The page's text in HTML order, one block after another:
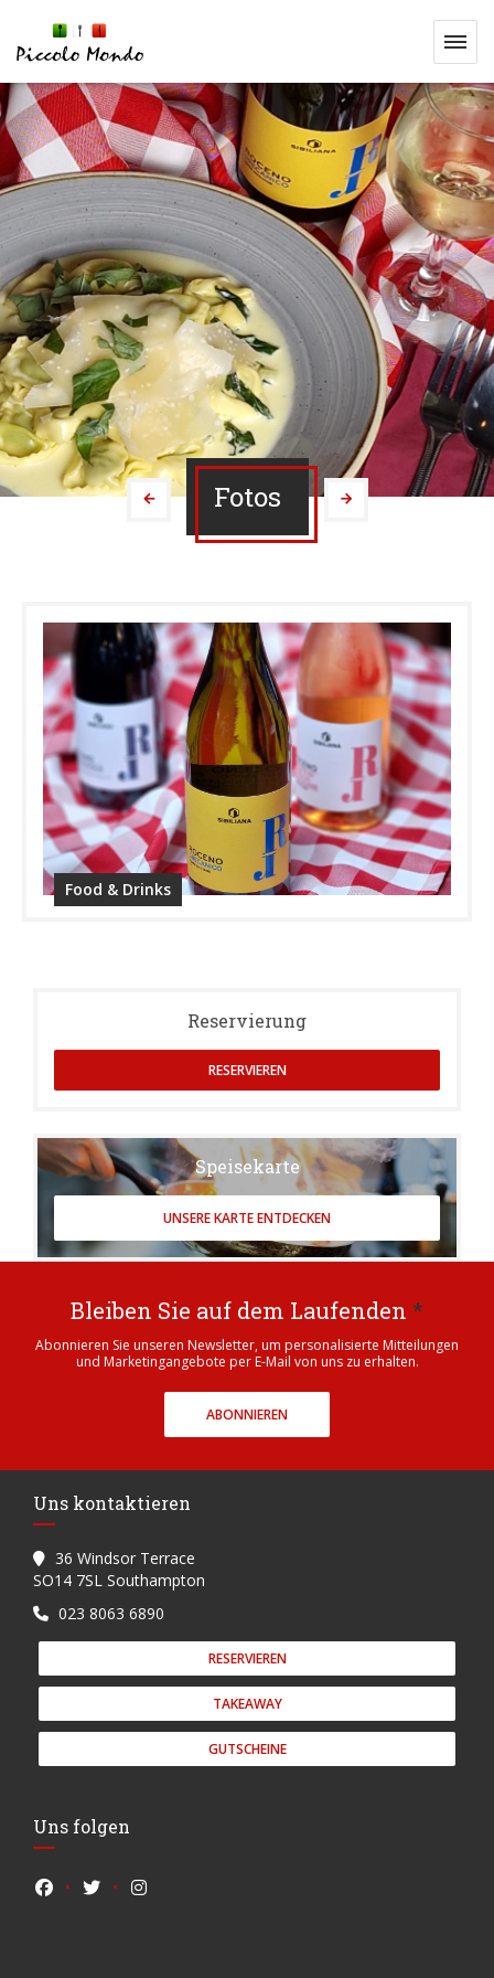
Fotos
Food & Drinks
Reservierung
RESERVIEREN
Speisekarte
UNSERE KARTE ENTDECKEN
Bleiben Sie auf dem Laufenden *
Abonnieren Sie unseren Newsletter, um personalisierte Mitteilungen
und Marketingangebote per E-Mail von uns zu erhalten.
ABONNIEREN
Uns kontaktieren
36 Windsor Terrace
SO14 7SL Southampton
023 8063 6890
RESERVIEREN
TAKEAWAY
GUTSCHEINE
Uns folgen
Facebook ((öffnet ein neues Fenster))
Twitter ((öffnet ein neues Fenster))
Instagram ((öffnet ein neues Fenster))